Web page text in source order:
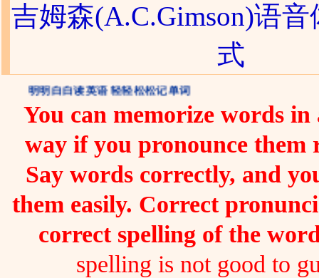
吉姆森(A.C.Gimson)语音
式
明明白白读英语 轻轻松松记单词
You can memorize words in
way if you pronounce them
Say words correctly, and
them easily. Correct
correct spelling of the
spelling is not good to